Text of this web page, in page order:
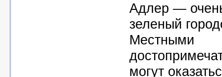
Адлер —
зеленый
Местными
могут